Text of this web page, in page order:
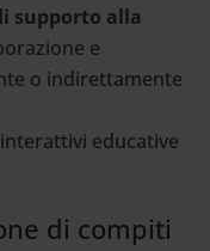
supporto alla
e
o indirettamente
interattivi educative
di compiti